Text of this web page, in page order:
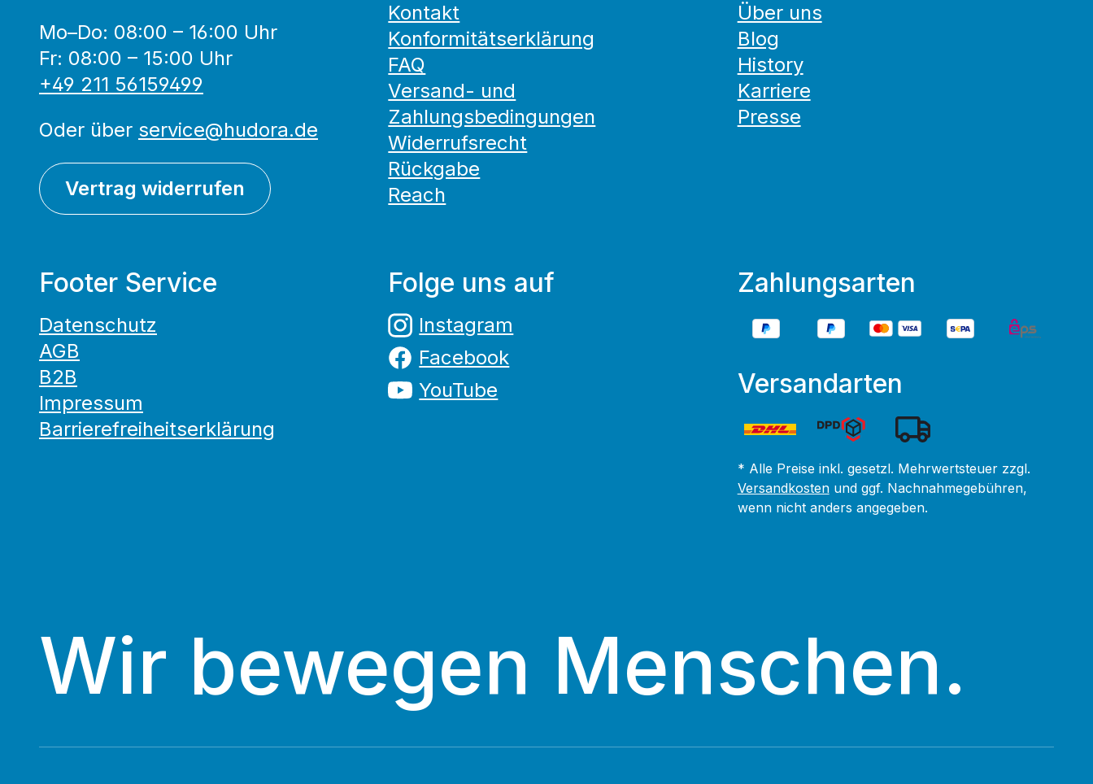
Mo–Do: 08:00 – 16:00 Uhr
Fr: 08:00 – 15:00 Uhr
+49 211 56159499
Oder über service@hudora.de
Vertrag widerrufen
Kontakt
Konformitätserklärung
FAQ
Versand- und
Zahlungsbedingungen
Widerrufsrecht
Rückgabe
Reach
Über uns
Blog
History
Karriere
Presse
Footer Service
Datenschutz
AGB
B2B
Impressum
Barrierefreiheitserklärung
Folge uns auf
Instagram
Facebook
YouTube
Zahlungsarten
Versandarten
* Alle Preise inkl. gesetzl. Mehrwertsteuer zzgl.
Versandkostenund ggf. Nachnahmegebühren,
wenn nicht anders angegeben.
Wir bewegen Menschen.